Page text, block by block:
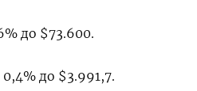
до $73.600.
до $3.991,7.